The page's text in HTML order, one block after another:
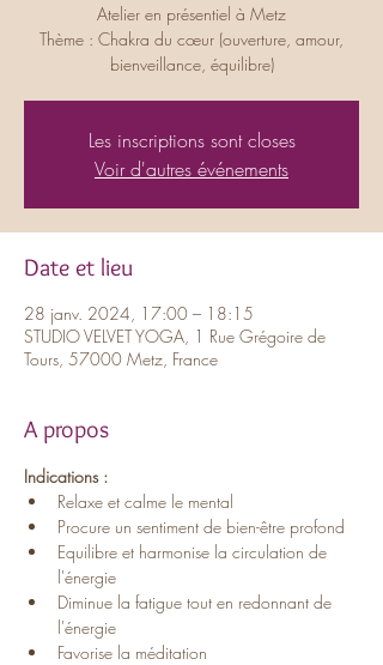
Atelier en présentiel à Metz
Thème : Chakra du cœur (ouverture, amour,
bienveillance, équilibre)
Les inscriptions sont closes
Voir d'autres événements
Date et lieu
28 janv. 2024, 17:00 – 18:15
STUDIO VELVET YOGA, 1 Rue Grégoire de
Tours, 57000 Metz, France
A propos
Indications :
Relaxe et calme le mental
Procure un sentiment de bien-être profond
Equilibre et harmonise la circulation de
l'énergie
Diminue la fatigue tout en redonnant de
l'énergie
Favorise la méditation